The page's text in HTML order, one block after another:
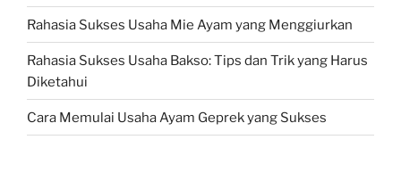
Rahasia Sukses Usaha Mie Ayam yang Menggiurkan
Rahasia Sukses Usaha Bakso: Tips dan Trik yang Harus
Diketahui
Cara Memulai Usaha Ayam Geprek yang Sukses